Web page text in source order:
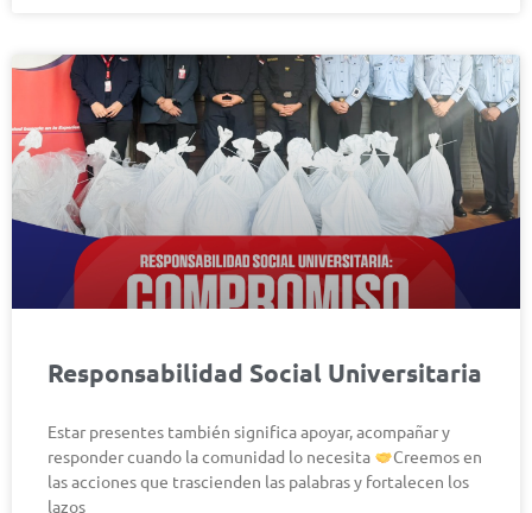
Responsabilidad Social Universitaria
Estar presentes también significa apoyar, acompañar y
responder cuando la comunidad lo necesita
Creemos en
las acciones que trascienden las palabras y fortalecen los
lazos